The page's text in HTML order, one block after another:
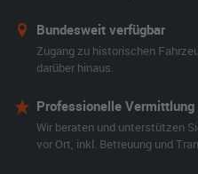
Bundesweit verfügbar
Zugang zu historischen
darüber hinaus.
Professionelle Vermittlung
Wir beraten und unterstützen
vor Ort, inkl. Betreuung und